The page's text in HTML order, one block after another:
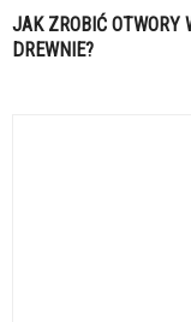
JAK ZROBIĆ OTWORY
DREWNIE?